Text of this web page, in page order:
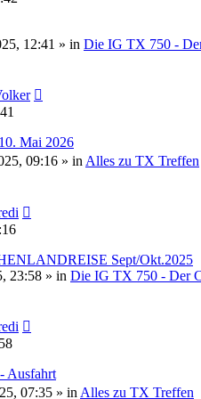
12:41 » in Die IG TX 750 -
Mai 2026
09:16 » in Alles zu TX Treffen
Sept/Okt.2025
23:58 » in Die IG TX 750 - Der
Ausfahrt
07:35 » in Alles zu TX Treffen